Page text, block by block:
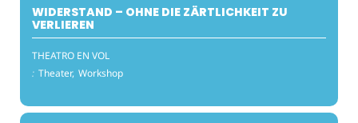
WIDERSTAND – OHNE DIE ZÄRTLICHKEIT ZU
VERLIEREN
THEATRO EN VOL
: Theater, Workshop